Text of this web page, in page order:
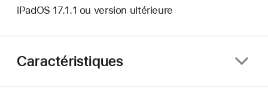
iPadOS 17.1.1 ou version ultérieure
Caractéristiques